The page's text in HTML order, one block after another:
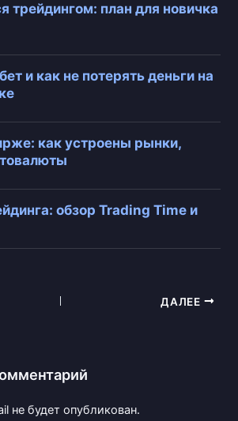
трейдингом: план для новичка
и как не потерять деньги на
как устроены рынки,
обзор Trading Time и
ДАЛЕЕ
не будет опубликован.